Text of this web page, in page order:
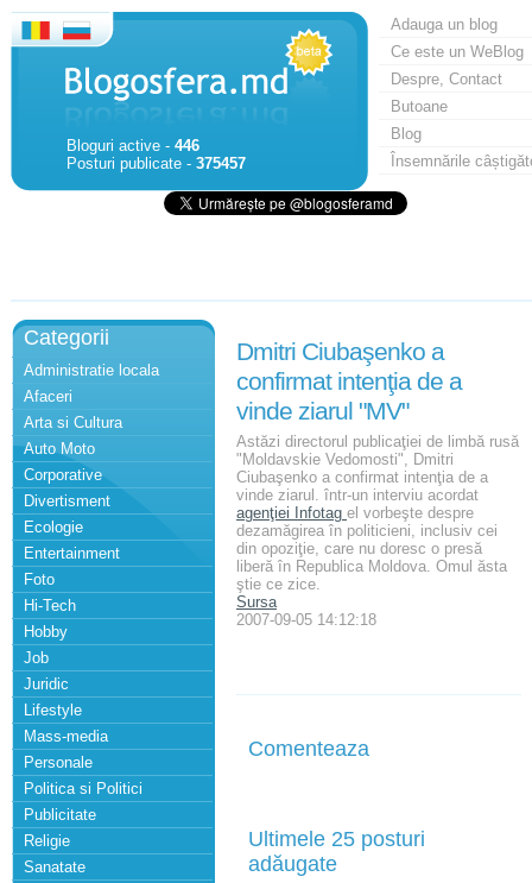
Bloguri active - 446
Posturi publicate - 375457
Adauga un blog
Ce este un WeBlog
Despre, Contact
Butoane
Blog
Însemnările
Categorii
Administratie locala
Afaceri
Arta si Cultura
Auto Moto
Corporative
Divertisment
Ecologie
Entertainment
Foto
Hi-Tech
Hobby
Job
Juridic
Lifestyle
Mass-media
Personale
Politica si Politici
Publicitate
Religie
Sanatate
Dmitri Ciubaşenko a
confirmat intenţia de a
vinde ziarul "MV"
Astăzi directorul publicaţiei de limbă rusă
"Moldavskie Vedomosti", Dmitri
Ciubaşenko a confirmat intenţia de a
vinde ziarul. într-un interviu acordat
agenţiei Infotag el vorbeşte despre
dezamăgirea în politicieni, inclusiv cei
din opoziţie, care nu doresc o presă
liberă în Republica Moldova. Omul ăsta
ştie ce zice.
Sursa
2007-09-05 14:12:18
Comenteaza
Ultimele 25 posturi
adăugate